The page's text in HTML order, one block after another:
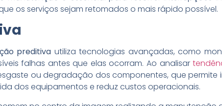
os serviços sejam retomados o mais rápido possível.
preditiva utiliza tecnologias avançadas, como
falhas antes que elas ocorram. Ao analisar
ou degradação dos componentes, que
dos equipamentos e reduz custos operacionais.